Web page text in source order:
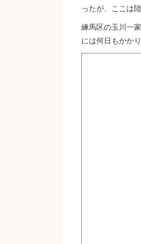
ったが、ここは
練馬区の玉川一
には何日もかか